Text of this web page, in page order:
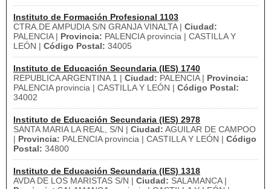
Instituto de Formación Profesional 1103
CTRA.DE AMPUDIA S/N GRANJA VINALTA | Ciudad:
PALENCIA | Provincia: PALENCIA provincia | CASTILLA Y
LEÓN | Código Postal: 34005
Instituto de Educación Secundaria (IES) 1740
REPUBLICA ARGENTINA 1 | Ciudad: PALENCIA | Provincia:
PALENCIA provincia | CASTILLA Y LEÓN | Código Postal:
34002
Instituto de Educación Secundaria (IES) 2978
SANTA MARIA LA REAL, S/N | Ciudad: AGUILAR DE CAMPOO
| Provincia: PALENCIA provincia | CASTILLA Y LEÓN | Código
Postal: 34800
Instituto de Educación Secundaria (IES) 1318
AVDA DE LOS MARISTAS S/N | Ciudad: SALAMANCA |